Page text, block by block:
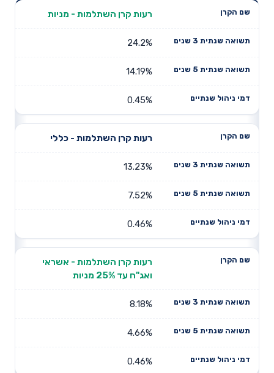
שנים
תשואה
רעות קרן השתלמות - מניות
24.2%
14.19%
0.45%
רעות קרן השתלמות - כללי
13.23%
7.52%
0.46%
רעות קרן השתלמות - אשראי
ואג"ח עד 25% מניות
8.18%
4.66%
0.46%